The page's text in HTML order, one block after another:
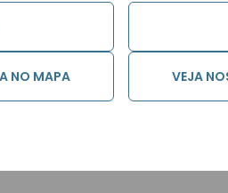
NO MAPA VEJA